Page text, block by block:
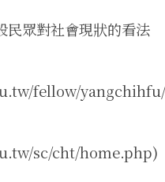
民眾對社會現狀的看法
fellow/
sc/cht/home.php)